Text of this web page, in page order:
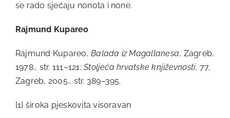
se rado sjećaju nonota i none.
Rajmund Kupareo
Rajmund Kupareo,Balada iz Magallanesa, Zagreb,
1978., str. 111–121;Stoljeća hrvatske književnosti, 77,
Zagreb, 2005., str. 389–395.
[1] široka pjeskovita visoravan